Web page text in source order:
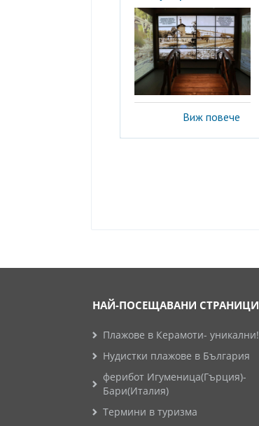
Виж повече
НАЙ-ПОСЕЩАВАНИ СТРАНИЦИ
Плажове в Керамоти- уникални!
Нудистки плажове в България
ферибот Игуменица(Гърция)-
Бари(Италия)
Термини в туризма